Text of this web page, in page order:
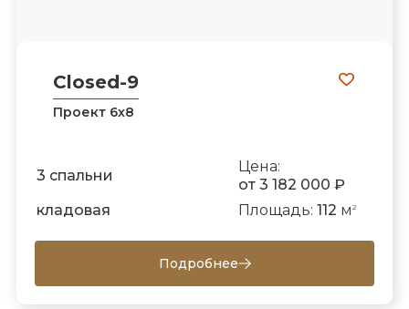
Closed-9
Проект 6х8
3 спальни
Цена:
от 3 182 000 ₽
кладовая
Площадь: 112 м 2
Подробнее